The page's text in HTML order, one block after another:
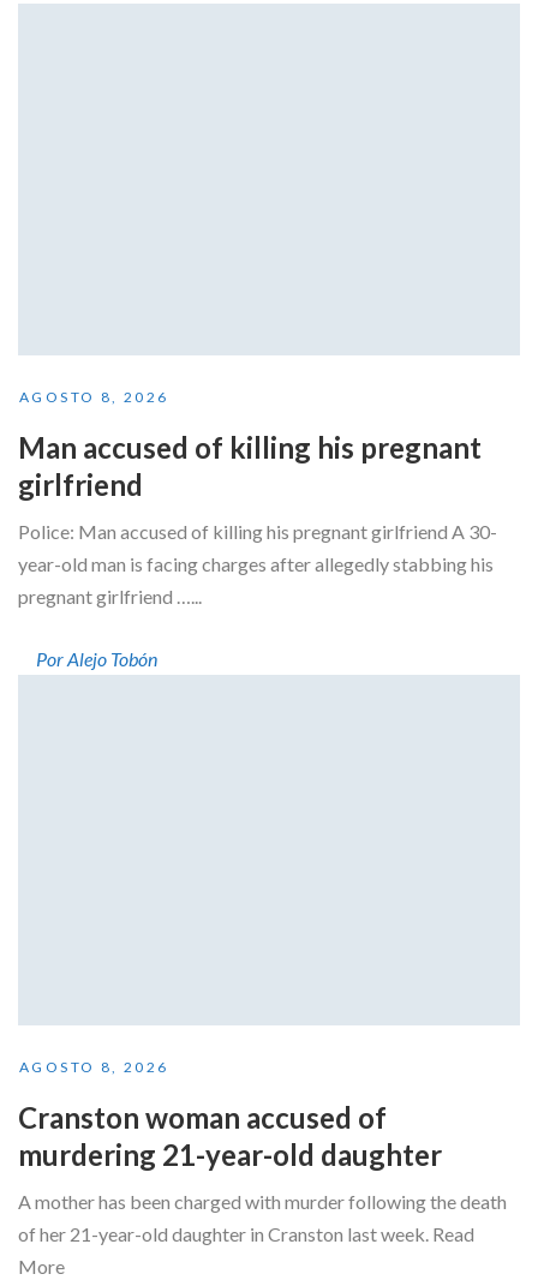
AGOSTO 8, 2026
Man accused of killing his pregnant
girlfriend
Police: Man accused of killing his pregnant girlfriend A 30-
year-old man is facing charges after allegedly stabbing his
pregnant girlfriend …...
Por Alejo Tobón
AGOSTO 8, 2026
Cranston woman accused of
murdering 21-year-old daughter
A mother has been charged with murder following the death
of her 21-year-old daughter in Cranston last week. Read
More